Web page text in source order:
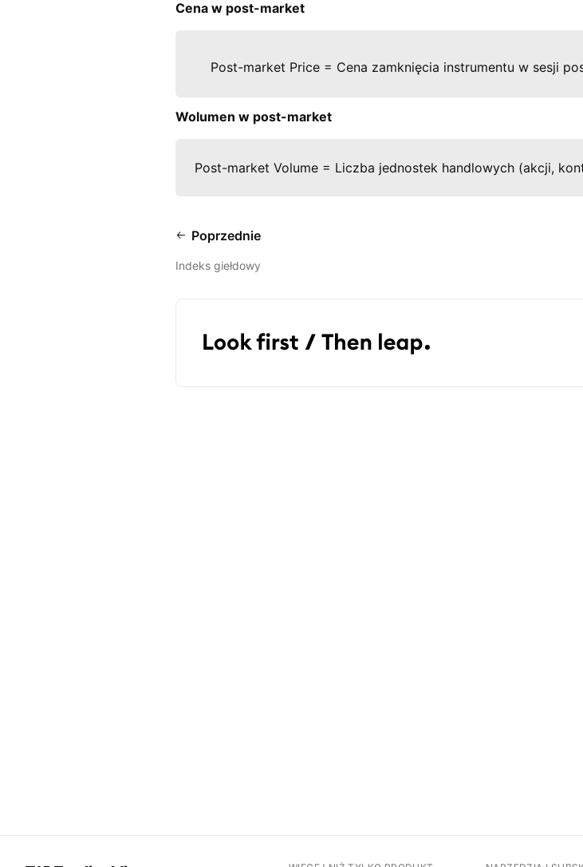
Cena w post-market
Post-market Price = Cena zamknięcia instrumentu w sesji
Wolumen w post-market
Post-market Volume = Liczba jednostek handlowych (akcji,
Poprzednie
Indeks giełdowy